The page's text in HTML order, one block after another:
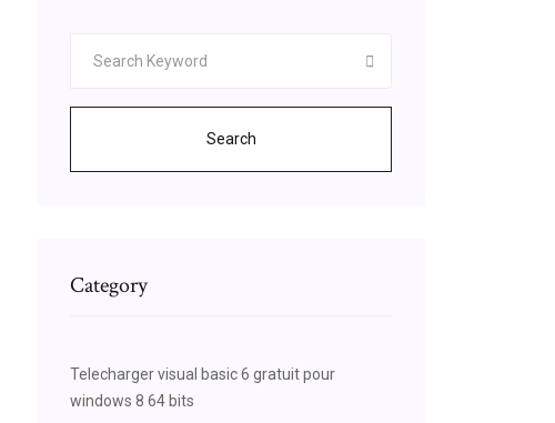
Search
Category
Telecharger visual basic 6 gratuit pour
windows 8 64 bits